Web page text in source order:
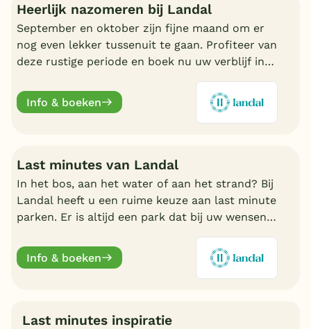
Heerlijk nazomeren bij Landal
September en oktober zijn fijne maand om er
nog even lekker tussenuit te gaan. Profiteer van
deze rustige periode en boek nu uw verblijf in
Info & boeken
Last minutes van Landal
In het bos, aan het water of aan het strand? Bij
Landal heeft u een ruime keuze aan last minute
parken. Er is altijd een park dat bij uw wensen
online.
Info & boeken
Last minutes inspiratie